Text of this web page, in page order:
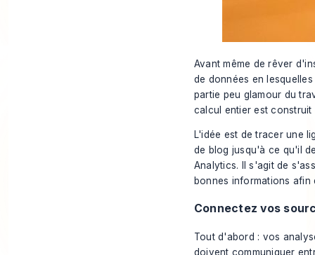
Avant même de rêver
de données en
partie peu glamour du
calcul entier est
L'idée est de tracer une
de blog jusqu'à ce qu'il
Analytics. Il s'agit de
bonnes informations
Connectez vos
Tout d'abord : vos
doivent communiquer